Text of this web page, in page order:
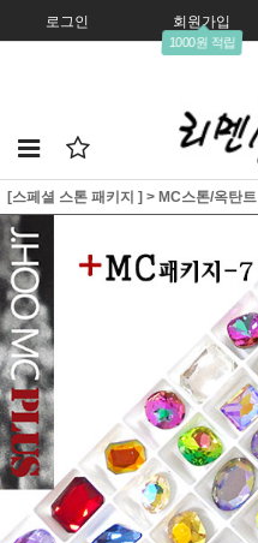
로그인 회원가입
1000원 적립
[스페셜 스톤 패키지 ] > MC스톤/옥탄트